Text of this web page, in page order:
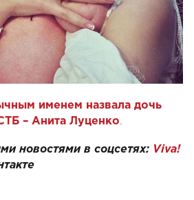
именем назвала дочь
– Анита Луценко.
новостями в соцсетях: Viva!